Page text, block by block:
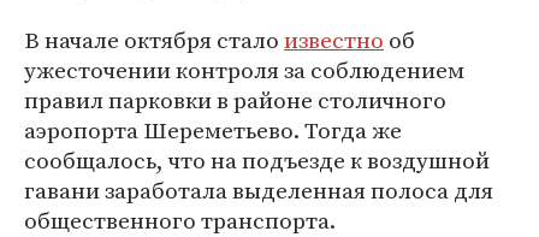
В начале октября сталоизвестно об
ужесточении контроля за соблюдением
правил парковки в районе столичного
аэропорта Шереметьево. Тогда же
сообщалось, что на подъезде к воздушной
гавани заработала выделенная полоса для
общественного транспорта.